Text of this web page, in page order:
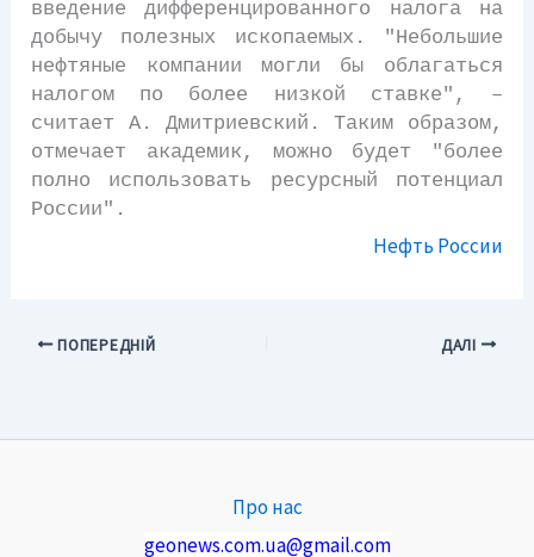
введение дифференцированного налога на
добычу полезных ископаемых. "Небольшие
нефтяные компании могли бы облагаться
налогом по более низкой ставке", –
считает А. Дмитриевский. Таким образом,
отмечает академик, можно будет "более
полно использовать ресурсный потенциал
России".
Нефть России
ПОПЕРЕДНІЙ ДАЛІ
Про нас
geonews.com.ua@gmail.com